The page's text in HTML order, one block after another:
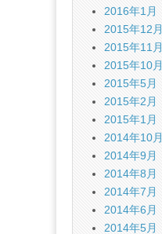
2016年1月
2015年12月
2015年11月
2015年10月
2015年5月
2015年2月
2015年1月
2014年10月
2014年9月
2014年8月
2014年7月
2014年6月
2014年5月